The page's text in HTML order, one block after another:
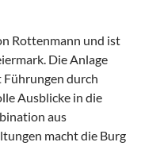
Rottenmann und ist
Die Anlage
durch
Ausblicke in die
aus
macht die Burg